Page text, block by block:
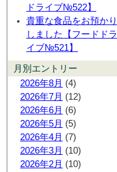
ドライブ№522】
貴重な食品をお預かり
しました【フードドラ
イブ№521】
月別エントリー
2026年8月 (4)
2026年7月 (12)
2026年6月 (6)
2026年5月 (5)
2026年4月 (7)
2026年3月 (10)
2026年2月 (10)